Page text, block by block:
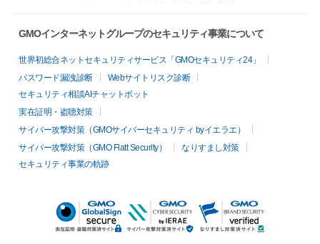
GMOインターネットグループのセキュリティ事業について
世界初総合ネットセキュリティサービス「GMOセキュリティ24」
パスワード漏洩診断
Webサイトリスク診断
セキュリティ相談AIチャットボット
実在証明・盗聴対策
サイバー攻撃対策（GMOサイバーセキュリティ byイエラエ）
サイバー攻撃対策（GMO Flatt Security）
なりすまし対策
セキュリティ事業の軌跡